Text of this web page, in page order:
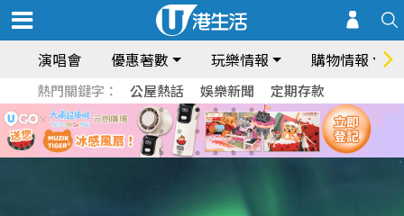
演唱會 優惠著數 玩樂情報 購物情報
熱門關鍵字： 公屋熱話 娛樂新聞 定期存款